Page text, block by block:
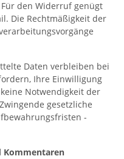
den Widerruf genügt
Die Rechtmäßigkeit der
Daten verbleiben bei
Ihre Einwilligung
Notwendigkeit der
gesetzliche
-
Kommentaren